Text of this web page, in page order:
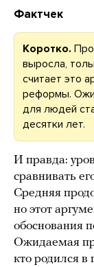
Фактчек
Коротко.
выросла,
считает это
реформы.
для людей
десятки лет.
И правда:
сравнивать
Средняя
но этот
обоснования
Ожидаемая
кто родился в